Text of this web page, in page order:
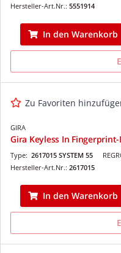
Hersteller-Art.Nr.: 5551914
In den Warenkorb
Zu Favoriten
GIRA
Gira Keyless In
Type: 2617015 SYSTEM 55
Hersteller-Art.Nr.: 2617015
In den Warenkorb